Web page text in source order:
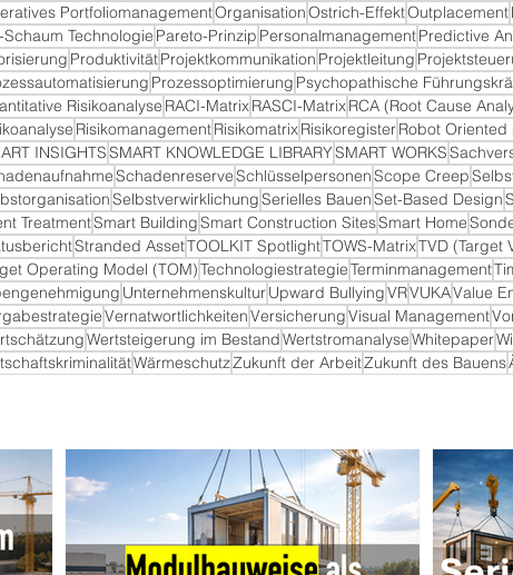
PortfoliomanagementOrganisationOstrich-EffektOutplacement
Schaum Technologie Pareto-Prinzip PersonalmanagementPredictive
ProduktivitätProjektkommunikation Projektleitung
Prozessoptimierung Psychopathische
Risikoanalyse RACI-MatrixRASCI-MatrixRCA (Root Cause
RisikomanagementRisikomatrixRisikoregisterRobot Oriented
INSIGHTSSMART KNOWLEDGE LIBRARYSMART WORKS
SchadenreserveSchlüsselpersonenScope Creep
SelbstverwirklichungSerielles BauenSet-Based Design
TreatmentSmart BuildingSmart Construction SitesSmart Home
Stranded AssetTOOLKIT SpotlightTOWS-MatrixTVD (Target
Operating Model (TOM)TechnologiestrategieTerminmanagement
UnternehmenskulturUpward BullyingVRVUKAValue
VernatwortlichkeitenVersicherungVisual Management
Wertsteigerung im BestandWertstromanalyseWhitepaper
WärmeschutzZukunft der ArbeitZukunft des Bauens